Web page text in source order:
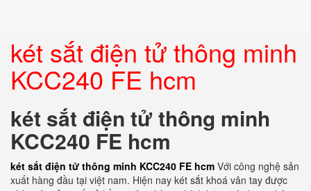
két sắt điện tử thông minh
KCC240 FE hcm
két sắt điện tử thông minh
KCC240 FE hcm
két sắt điện tử thông minh KCC240 FE hcm Với công nghệ sản
xuất hàng đầu tại việt nam. Hiện nay két sắt khoá vân tay được